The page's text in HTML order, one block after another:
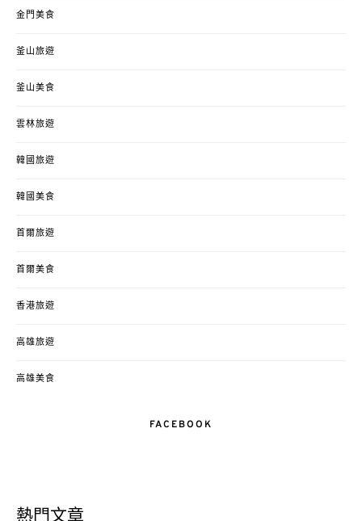
金門美食
釜山旅遊
釜山美食
雲林旅遊
韓國旅遊
韓國美食
首爾旅遊
首爾美食
香港旅遊
高雄旅遊
高雄美食
FACEBOOK